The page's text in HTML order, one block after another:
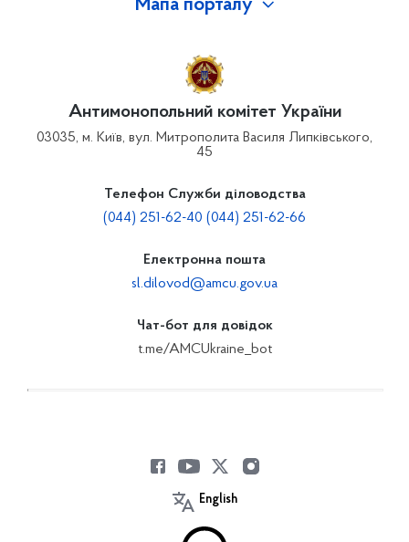
Мапа порталу
Антимонопольний комітет України
03035, м. Київ, вул. Митрополита Василя Липківського,
45
Телефон Служби діловодства
(044) 251-62-40 (044) 251-62-66
Електронна пошта
sl.dilovod@amcu.gov.ua
Чат-бот для довідок
t.me/AMCUkraine_bot
English